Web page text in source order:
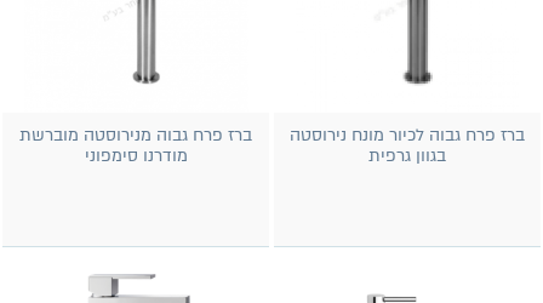
ברז פרח גבוה לכיור מונח נירוסטה
בגוון גרפית
ברז פרח גבוה מנירוסטה מוברשת
מודרנו סימפוני